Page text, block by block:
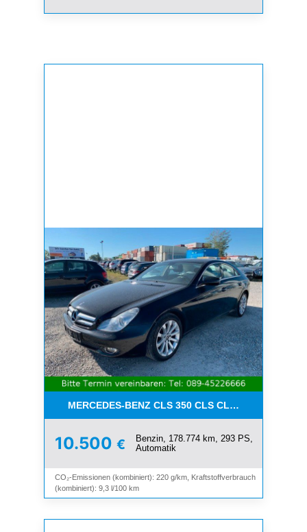
MERCEDES-BENZ CLS 350 CLS CLS 350
10.500 €
Benzin, 178.774 km, 293 PS,
Automatik
CO₂-Emissionen (kombiniert): 220 g/km, Kraftstoffverbrauch
(kombiniert): 9,3 l/100 km